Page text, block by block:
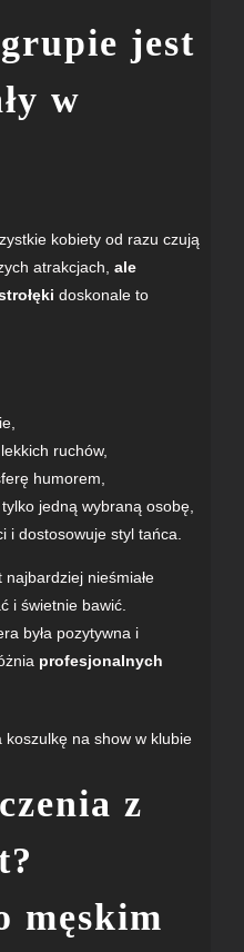
jest
w
kobiety od razu czują
atrakcjach, ale
doskonale to
ruchów,
humorem,
jedną wybraną osobę,
i dostosowuje styl tańca.
nieśmiałe
i świetnie bawić.
była pozytywna i
profesjonalnych
z
męskim